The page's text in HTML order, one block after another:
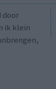
door
ik klein